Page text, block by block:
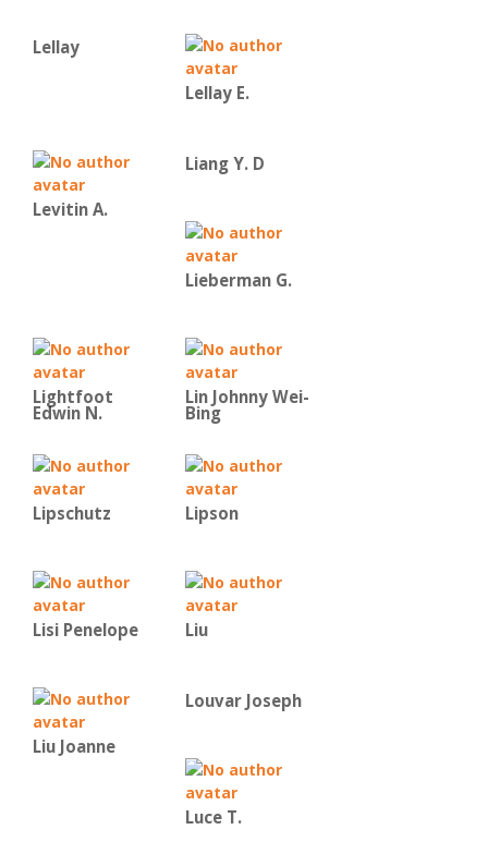
Lellay
Lellay E.
Levitin A.
Liang Y. D
Lieberman G.
Lightfoot
Edwin N.
Lin Johnny Wei-
Bing
Lipschutz Lipson
Lisi Penelope Liu
Liu Joanne
Louvar Joseph
Luce T.